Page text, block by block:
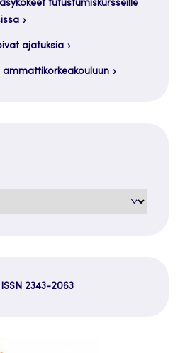
tutustumiskursseille
ajatuksia
2343-2063